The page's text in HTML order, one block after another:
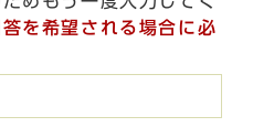
を希望される場合に必